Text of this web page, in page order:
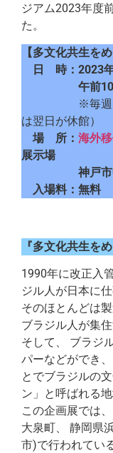
ジアム2023年度
た。
【多文化共生を
日 時：2023
午前
※毎週月曜日
は翌日が休館）
場 所： 海外
展示場
神戸市中央
入場料：無料
『多文化共生を
1990年に改正入
ジル人が日本に
そのほとんどは
ブラジル人が集
そして、 ブラジ
パーなどができ
とでブラジルの
ン」と呼ばれる
この企画展では
大泉町、 静岡県
市)で行われてい